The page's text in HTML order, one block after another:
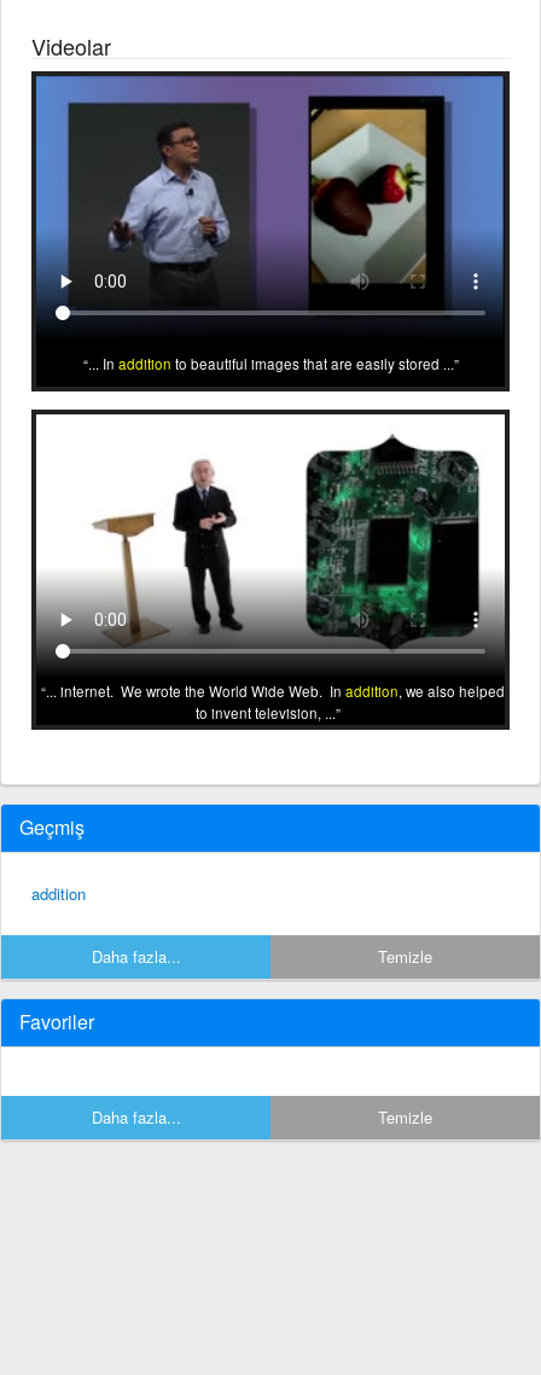
Videolar
... In addition to beautiful images that are easily stored ...
... internet. We wrote the World Wide Web. In addition, we also helped
to invent television, ...
Geçmiş
addition
Daha fazla... Temizle
Favoriler
Daha fazla... Temizle